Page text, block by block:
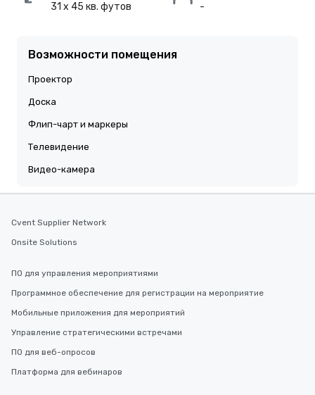
31 x 45 кв. футов
-
Возможности помещения
Проектор
Доска
Флип-чарт и маркеры
Телевидение
Видео-камера
Cvent Supplier Network
Onsite Solutions
ПО для управления мероприятиями
Программное обеспечение для регистрации на мероприятие
Мобильные приложения для мероприятий
Управление стратегическими встречами
ПО для веб-опросов
Платформа для вебинаров